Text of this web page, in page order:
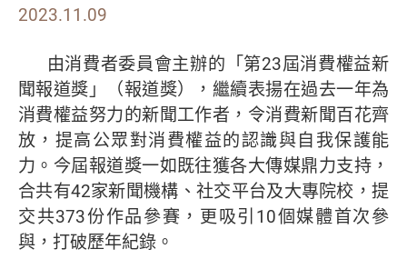
2023.11.09
由消費者委員會主辦的「第23屆消費權益新
聞報道獎」（報道獎），繼續表揚在過去一年為
消費權益努力的新聞工作者，令消費新聞百花齊
放，提高公眾對消費權益的認識與自我保護能
力。今屆報道獎一如既往獲各大傳媒鼎力支持，
合共有42家新聞機構、社交平台及大專院校，提
交共373份作品參賽，更吸引10個媒體首次參
與，打破歷年紀錄。